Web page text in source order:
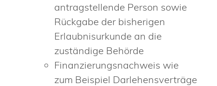
antragstellende Person sowie
Rückgabe der bisherigen
Erlaubnisurkunde an die
zuständige Behörde
Finanzierungsnachweis wie
zum Beispiel Darlehensverträge